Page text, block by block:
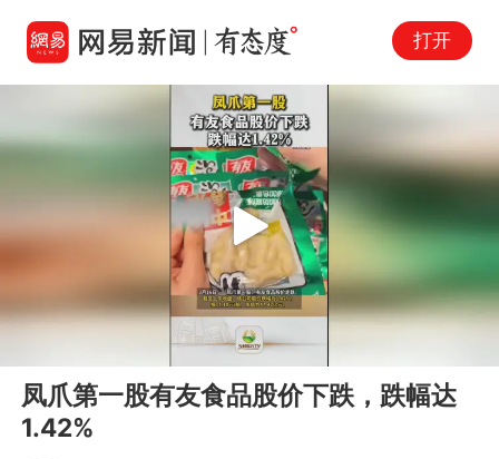
打开
Play
凤爪第一股有友食品股价下跌，跌幅达
1.42%